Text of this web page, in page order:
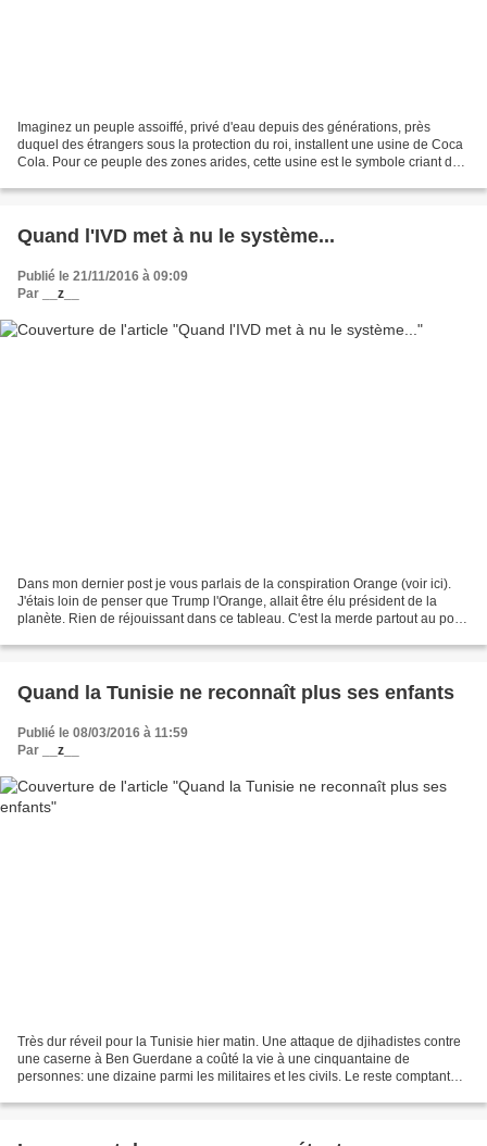
Imaginez un peuple assoiffé, privé d'eau depuis des générations, près
duquel des étrangers sous la protection du roi, installent une usine de Coca
Cola. Pour ce peuple des zones arides, cette usine est le symbole criant de
Quand l'IVD met à nu le système...
Publié le 21/11/2016 à 09:09
Par
__z__
Dans mon dernier post je vous parlais de la conspiration Orange (voir ici).
J'étais loin de penser que Trump l'Orange, allait être élu président de la
planète. Rien de réjouissant dans ce tableau. C'est la merde partout au point
Quand la Tunisie ne reconnaît plus ses enfants
Publié le 08/03/2016 à 11:59
Par
__z__
Très dur réveil pour la Tunisie hier matin. Une attaque de djihadistes contre
une caserne à Ben Guerdane a coûté la vie à une cinquantaine de
personnes: une dizaine parmi les militaires et les civils. Le reste comptant